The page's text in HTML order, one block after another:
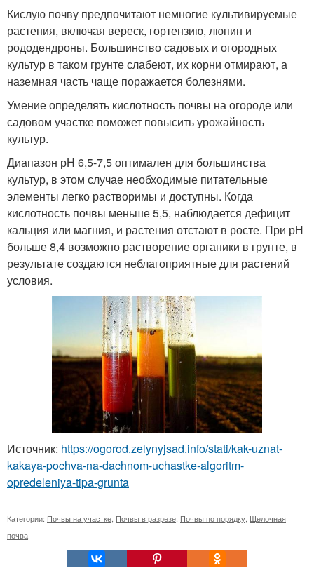
Кислую почву предпочитают немногие культивируемые
растения, включая вереск, гортензию, люпин и
рододендроны. Большинство садовых и огородных
культур в таком грунте слабеют, их корни отмирают, а
наземная часть чаще поражается болезнями.
Умение определять кислотность почвы на огороде или
садовом участке поможет повысить урожайность
культур.
Диапазон рН 6,5-7,5 оптимален для большинства
культур, в этом случае необходимые питательные
элементы легко растворимы и доступны. Когда
кислотность почвы меньше 5,5, наблюдается дефицит
кальция или магния, и растения отстают в росте. При рН
больше 8,4 возможно растворение органики в грунте, в
результате создаются неблагоприятные для растений
условия.
Источник: https://ogorod.zelynyjsad.info/stati/kak-uznat-
kakaya-pochva-na-dachnom-uchastke-algoritm-
opredeleniya-tipa-grunta
Категории: Почвы на участке Почвы в разрезе Почвы по порядку Щелочная
почва